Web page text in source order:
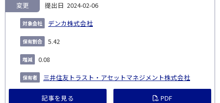
2024-02-06
デンカ株式会社
変更
5.42
0.08
三井住友トラスト・アセットマネジメント株式会社
記事を見る PDF